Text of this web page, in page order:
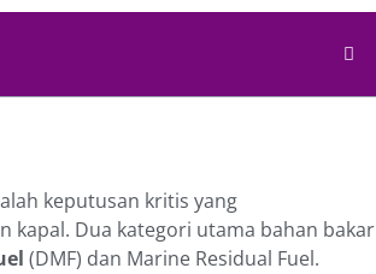
keputusan kritis yang
kapal. Dua kategori utama bahan bakar
(DMF) dan Marine Residual Fuel.